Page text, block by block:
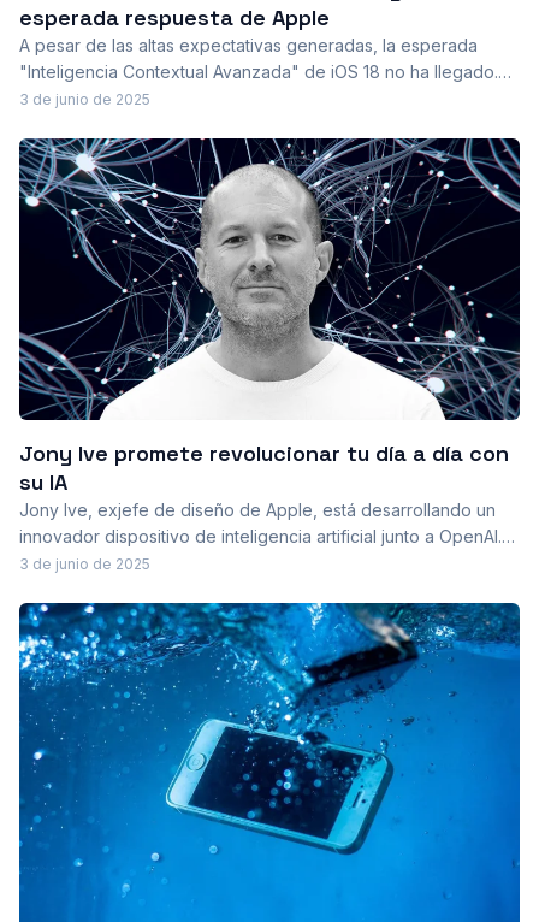
esperada respuesta de Apple
A pesar de las altas expectativas generadas, la esperada
"Inteligencia Contextual Avanzada" de iOS 18 no ha llegado.
Apple explica las complejidades detrás de su retraso y
logrando así mantener la esperanza de los usuarios.
3 de junio de 2025
Jony Ive promete revolucionar tu día a día con
su IA
Jony Ive, exjefe de diseño de Apple, está desarrollando un
innovador dispositivo de inteligencia artificial junto a OpenAI.
Este proyecto busca transformar nuestra interacción con la
intrusiva, prescindiendo de las pantallas tradicionales.
3 de junio de 2025